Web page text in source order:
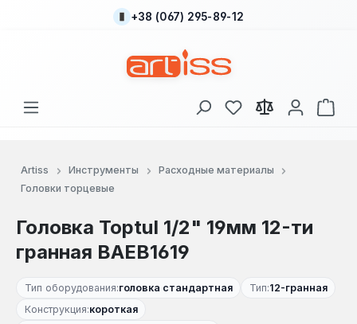
Перейти к основному содержанию
+38 (067) 295-89-12
У вас есть товары
В
Artiss Инструменты
Расходные материалы
Головки торцевые
Головка Toptul 1/2" 19мм 12-ти
гранная BAEB1619
Тип оборудования:головка стандартная Тип:12-гранная
Конструкция:короткая